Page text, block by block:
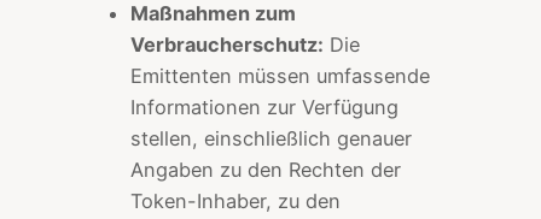
Maßnahmen zum
Verbraucherschutz: Die
Emittenten müssen umfassende
Informationen zur Verfügung
stellen, einschließlich genauer
Angaben zu den Rechten der
Token-Inhaber, zu den